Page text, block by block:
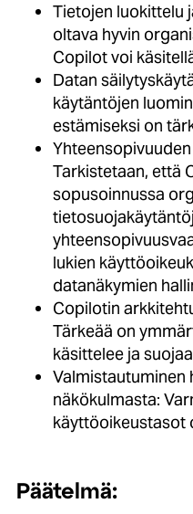
Tietojen luokittelu
oltava hyvin
Copilot voi
Datan
käytäntöjen
estämiseksi on
Tarkistetaan, että
sopusoinnussa
lukien
datanäkymien
Copilotin
Tärkeää on
käsittelee ja
Valmistautuminen
näkökulmasta:
käyttöoikeustasot
Päätelmä: